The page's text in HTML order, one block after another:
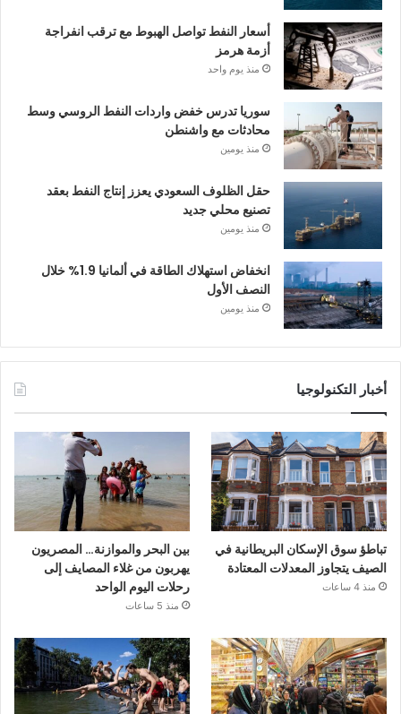
أسعار النفط تواصل الهبوط مع ترقب انفراجة
أزمة هرمز
منذ يوم واحد
سوريا تدرس خفض واردات النفط الروسي وسط
محادثات مع واشنطن
منذ يومين
حقل الظلوف السعودي يعزز إنتاج النفط بعقد
تصنيع محلي جديد
منذ يومين
انخفاض استهلاك الطاقة في ألمانيا 1.9% خلال
النصف الأول
منذ يومين
أخبار التكنولوجيا
تباطؤ سوق الإسكان البريطانية في
الصيف يتجاوز المعدلات المعتادة
منذ 4 ساعات
بين البحر والموازنة… المصريون
يهربون من غلاء المصايف إلى
رحلات اليوم الواحد
منذ 5 ساعات